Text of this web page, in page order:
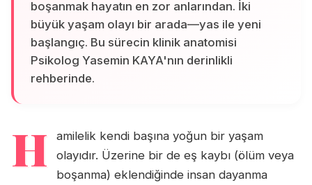
boşanmak hayatın en zor anlarından. İki
büyük yaşam olayı bir arada—yas ile yeni
başlangıç. Bu sürecin klinik anatomisi
Psikolog Yasemin KAYA'nın derinlikli
rehberinde.
H
amilelik kendi başına yoğun bir yaşam
olayıdır. Üzerine bir de eş kaybı (ölüm veya
boşanma) eklendiğinde insan dayanma